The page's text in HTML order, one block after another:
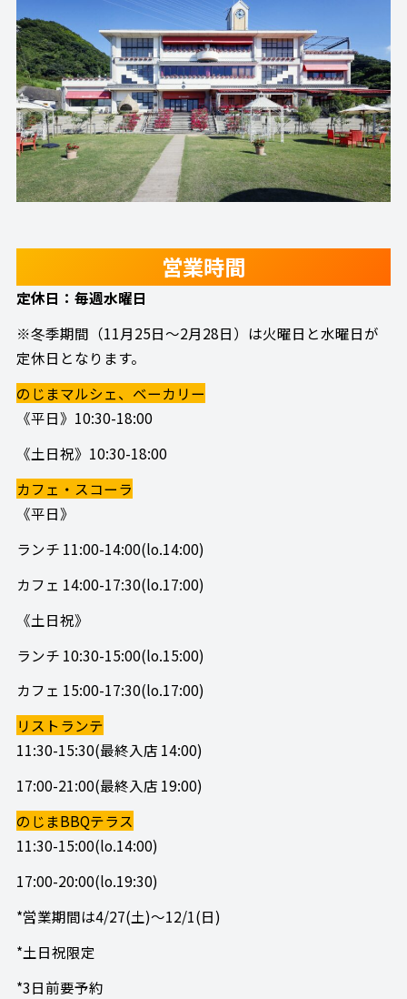
営業時間
定休日：毎週水曜日
※冬季期間（11月25日～2月28日）は火曜日と水曜日が
定休日となります。
のじまマルシェ、ベーカリー
《平日》10:30-18:00
《土日祝》10:30-18:00
カフェ・スコーラ
《平日》
ランチ 11:00-14:00(lo.14:00)
カフェ 14:00-17:30(lo.17:00)
《土日祝》
ランチ 10:30-15:00(lo.15:00)
カフェ 15:00-17:30(lo.17:00)
リストランテ
11:30-15:30(最終入店 14:00)
17:00-21:00(最終入店 19:00)
のじまBBQテラス
11:30-15:00(lo.14:00)
17:00-20:00(lo.19:30)
*営業期間は4/27(土)～12/1(日)
*土日祝限定
*3日前要予約